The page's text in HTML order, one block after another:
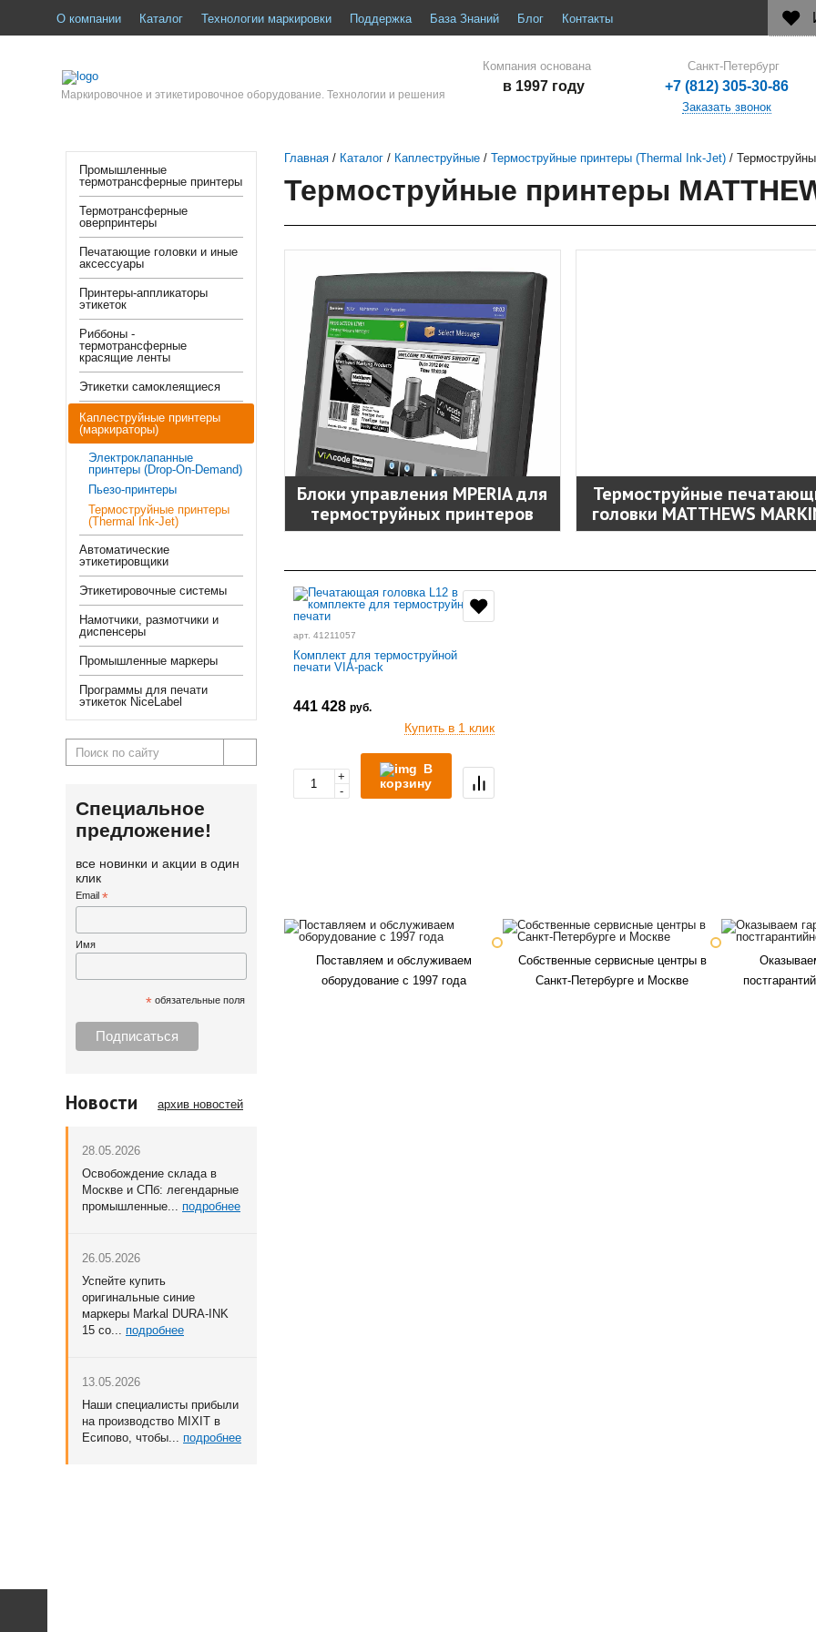
О компании Каталог Технологии маркировки Поддержка База Знаний Блог Контакты
Маркировочное и этикетировочное оборудование. Технологии и решения
Компания основана
в 1997 году
Санкт-Петербург
+7 (812) 305-30-86
Заказать звонок
Промышленные
термотрансферные принтеры
Термотрансферные
оверпринтеры
Печатающие головки и иные
аксессуары
Принтеры-аппликаторы
этикеток
Риббоны -
термотрансферные
красящие ленты
Этикетки самоклеящиеся
Каплеструйные принтеры
(маркираторы)
Электроклапанные
принтеры (Drop-On-Demand)
Пьезо-принтеры
Термоструйные принтеры
(Thermal Ink-Jet)
Автоматические
этикетировщики
Этикетировочные системы
Намотчики, размотчики и
диспенсеры
Промышленные маркеры
Программы для печати
этикеток NiceLabel
Специальное
предложение!
все новинки и акции в один
клик
Email *
Имя
* обязательные поля
Новости архив новостей
28.05.2026
Освобождение склада в
Москве и СПб: легендарные
промышленные...
подробнее
26.05.2026
Успейте купить
оригинальные синие
маркеры Markal DURA-INK
15 со...
подробнее
13.05.2026
Наши специалисты прибыли
на производство MIXIT в
Есипово, чтобы...
подробнее
Главная / Каталог / Каплеструйные / Термоструйные принтеры (Thermal Ink-Jet) /
Термоструйные принтеры
Блоки управления MPERIA для
термоструйных принтеров
Термоструйные
головки MATTHEWS
арт. 41211057
Комплект для термоструйной
печати VIA-pack
441 428 руб.
Купить в 1 клик
+
-
В
корзину
Поставляем и обслуживаем
оборудование с 1997 года
Собственные сервисные центры в
Санкт-Петербурге и Москве